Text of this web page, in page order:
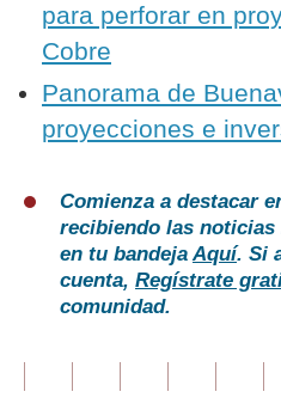
para perforar en
Cobre
Panorama de
proyecciones e
Comienza a destacar
recibiendo las
en tu bandejaAquí. Si
cuenta, Regístrate
comunidad.